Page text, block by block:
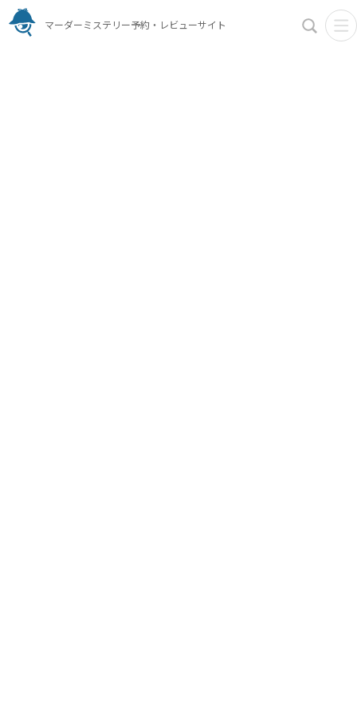
マーダーミステリー予約・レビューサイト